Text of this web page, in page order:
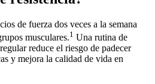
de fuerza dos veces a la semana
musculares.1 Una rutina de
reduce el riesgo de padecer
y mejora la calidad de vida en